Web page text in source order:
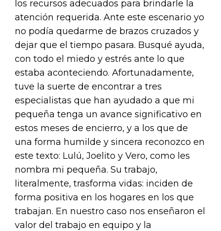
los recursos adecuados para brindarle la
atención requerida. Ante este escenario yo
no podía quedarme de brazos cruzados y
dejar que el tiempo pasara. Busqué ayuda,
con todo el miedo y estrés ante lo que
estaba aconteciendo. Afortunadamente,
tuve la suerte de encontrar a tres
especialistas que han ayudado a que mi
pequeña tenga un avance significativo en
estos meses de encierro, y a los que de
una forma humilde y sincera reconozco en
este texto: Lulú, Joelito y Vero, como les
nombra mi pequeña. Su trabajo,
literalmente, trasforma vidas: inciden de
forma positiva en los hogares en los que
trabajan. En nuestro caso nos enseñaron el
valor del trabajo en equipo y la